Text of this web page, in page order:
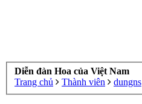
Diễn đàn Hoa của Việt Nam
Trang chủ
Thành viên dungns